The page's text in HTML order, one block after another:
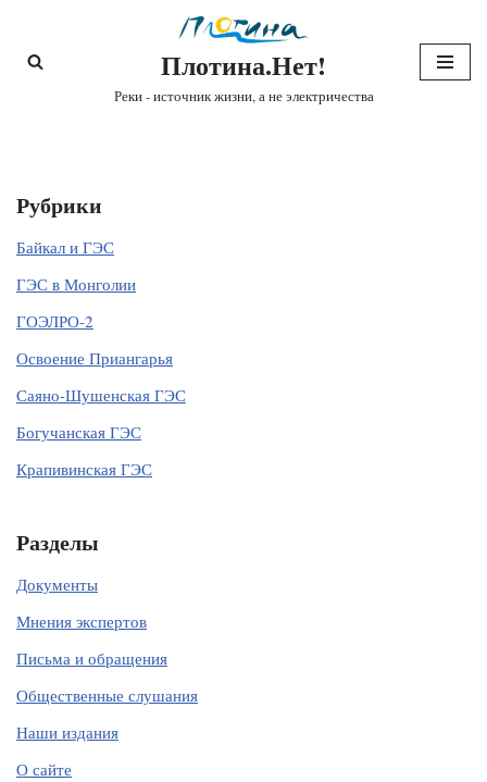
Перейти
Плотина.Нет!
Реки - источник жизни, а не электричества
Рубрики
Байкал и ГЭС
ГЭС в Монголии
ГОЭЛРО-2
Освоение Приангарья
Саяно-Шушенская ГЭС
Богучанская ГЭС
Крапивинская ГЭС
Разделы
Документы
Мнения экспертов
Письма и обращения
Общественные слушания
Наши издания
О сайте